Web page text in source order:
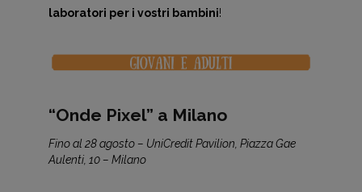
laboratori per i vostri bambini!
“Onde Pixel” a Milano
Fino al 28 agosto – UniCredit Pavilion, Piazza Gae
Aulenti, 10 – Milano